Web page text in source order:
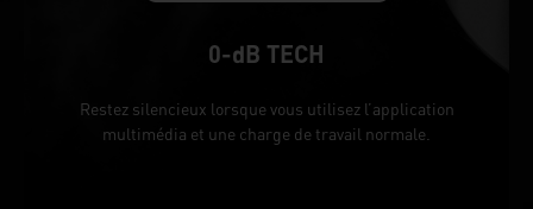
0-dB TECH
Restez silencieux lorsque vous utilisez l’application
multimédia et une charge de travail normale.